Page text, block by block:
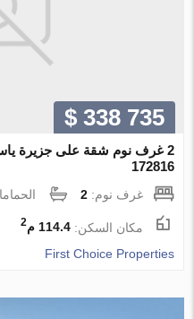
$ 338 735
2 غرف نوم شقة على جزيرة
172816
غرف نوم:2
مكان السكن:114.4 م 2
First Choice Properties